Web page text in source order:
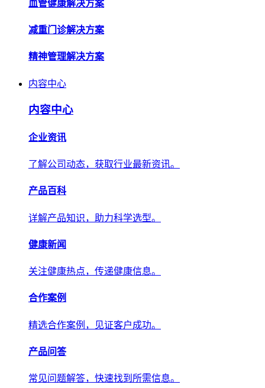
血管健康解决方案
减重门诊解决方案
精神管理解决方案
内容中心
内容中心
企业资讯
了解公司动态，获取行业最新资讯。
产品百科
详解产品知识，助力科学选型。
健康新闻
关注健康热点，传递健康信息。
合作案例
精选合作案例，见证客户成功。
产品问答
常见问题解答，快速找到所需信息。